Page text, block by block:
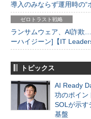
導入のみならず運用時の“
ゼロトラスト戦略
ランサムウェア、AI詐欺
ーハイジーン]【IT
トピックス
AI Ready
功のポイン
SOLが示す
基盤